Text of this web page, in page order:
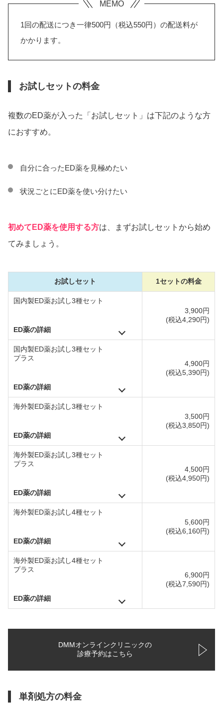
1回の配送につき一律500円（税込550円）の配送料が
かかります。
お試しセットの料金
複数のED薬が入った「お試しセット」は下記のような方
におすすめ。
自分に合ったED薬を見極めたい
状況ごとにED薬を使い分けたい
初めてED薬を使用する方は、まずお試しセットから始め
てみましょう。
お試しセット 1セットの料金
国内製ED薬お試し3種セット
ED薬の詳細
3,900円
(税込4,290円)
国内製ED薬お試し3種セット
プラス
ED薬の詳細
4,900円
(税込5,390円)
海外製ED薬お試し3種セット
ED薬の詳細
3,500円
(税込3,850円)
海外製ED薬お試し3種セット
プラス
ED薬の詳細
4,500円
(税込4,950円)
海外製ED薬お試し4種セット
ED薬の詳細
5,600円
(税込6,160円)
海外製ED薬お試し4種セット
プラス
ED薬の詳細
6,900円
(税込7,590円)
DMMオンラインクリニックの
診療予約はこちら
単剤処方の料金